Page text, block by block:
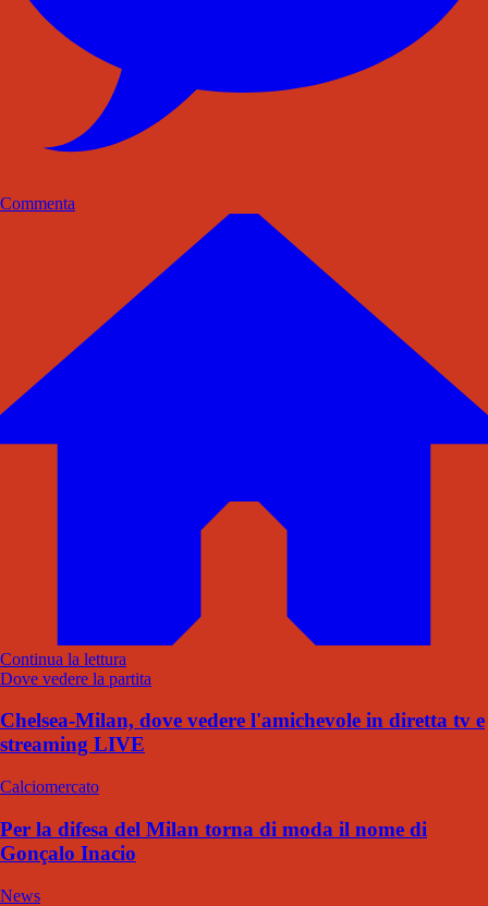
Commenta
Continua la lettura
Dove vedere la partita
Chelsea-Milan, dove vedere l'amichevole in diretta tv e
streaming LIVE
Calciomercato
Per la difesa del Milan torna di moda il nome di
Gonçalo Inacio
News